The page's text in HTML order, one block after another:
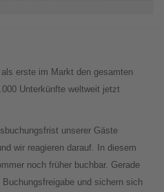
erste im Markt den gesamten
Unterkünfte weltweit jetzt
unserer Gäste
wir reagieren darauf. In diesem
noch früher buchbar. Gerade
und sichern sich